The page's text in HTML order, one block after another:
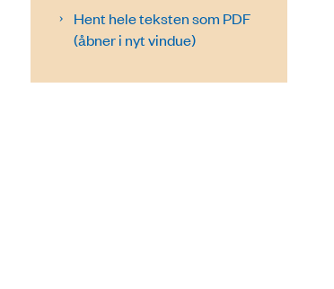
Hent hele teksten som PDF
(åbner i nyt vindue)